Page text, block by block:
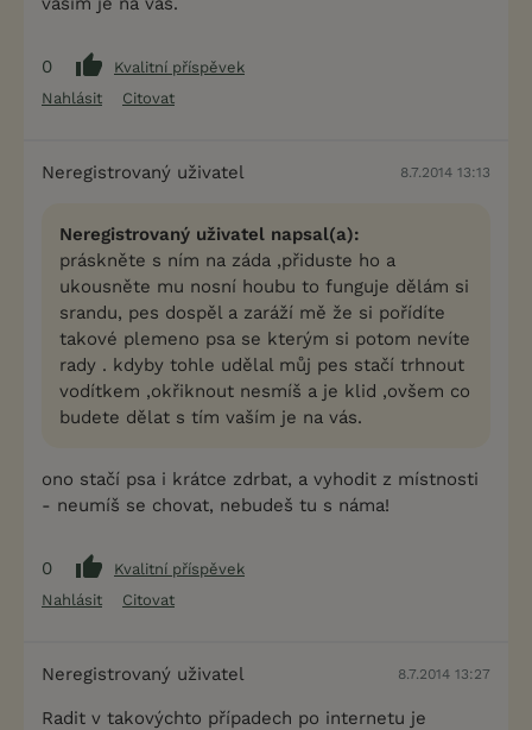
0
Kvalitní příspěvek
Nahlásit
Citovat
Neregistrovaný uživatel 8.7.2014 13:13
Neregistrovaný uživatel napsal(a):
práskněte s ním na záda ,přiduste ho a
ukousněte mu nosní houbu to funguje dělám si
srandu, pes dospěl a zaráží mě že si pořídíte
takové plemeno psa se kterým si potom nevíte
rady . kdyby tohle udělal můj pes stačí trhnout
vodítkem ,okřiknout nesmíš a je klid ,ovšem co
budete dělat s tím vaším je na vás.
ono stačí psa i krátce zdrbat, a vyhodit z místnosti
- neumíš se chovat, nebudeš tu s náma!
0
Kvalitní příspěvek
Nahlásit
Citovat
Neregistrovaný uživatel 8.7.2014 13:27
Radit v takovýchto případech po internetu je